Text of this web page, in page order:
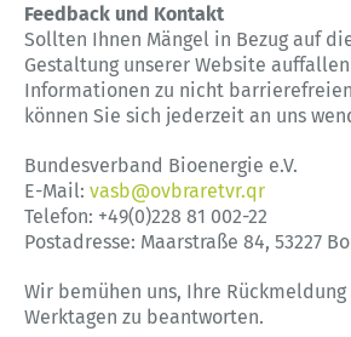
Feedback und Kontakt
Sollten Ihnen Mängel in Bezug auf
Gestaltung unserer Website
Informationen zu nicht
können Sie sich jederzeit an uns
Bundesverband Bioenergie e.V.
E-Mail: vasb@ovbraretvr.qr
Telefon: +49(0)228 81 002-22
Postadresse: Maarstraße 84, 53227
Wir bemühen uns, Ihre
Werktagen zu beantworten.